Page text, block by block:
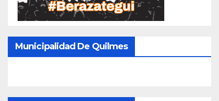
Municipalidad De Quilmes